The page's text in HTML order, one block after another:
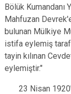
Bölük
Mahfuzan
bulunan Mülkiye
istifa eylemiş
tayin kılınan
eylemiştir."
23 Nisan